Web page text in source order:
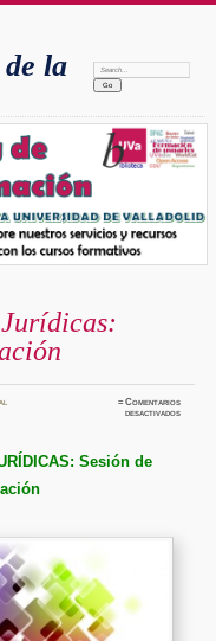
la
Search:
≈Comentarios
desactivadosen
Sesión de